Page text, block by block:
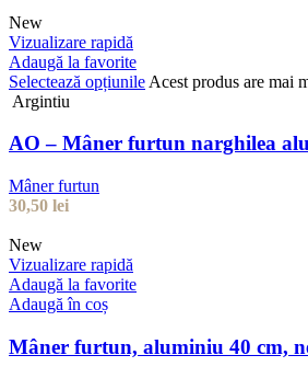
New
Vizualizare rapidă
Adaugă la favorite
Selectează opțiunile Acest produs are mai
Argintiu
AO – Mâner furtun narghilea
Mâner furtun
30,50 lei
New
Vizualizare rapidă
Adaugă la favorite
Adaugă în coș
Mâner furtun, aluminiu 40 cm,